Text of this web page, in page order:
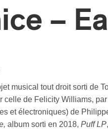
–
musical tout droit sorti de
celle de Felicity Williams,
et électroniques) de
album sorti en 2018, Puff LP